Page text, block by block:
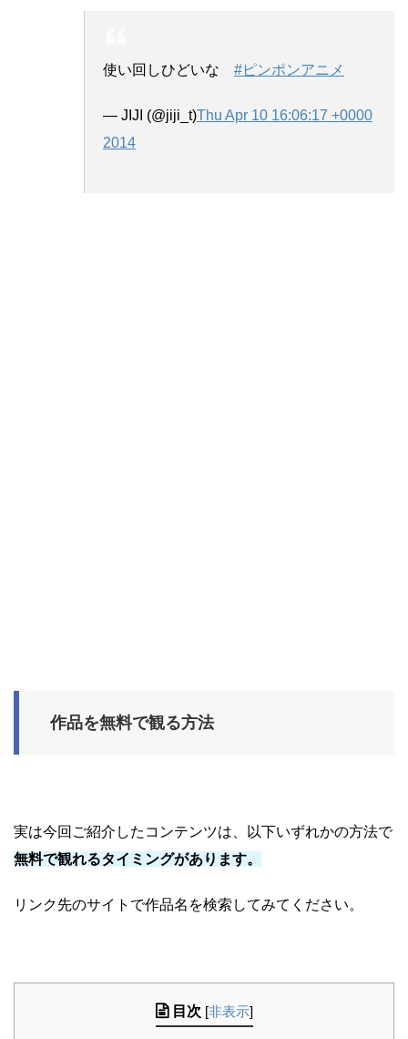
使い回しひどいな #ピンポンアニメ
— JIJI (@jiji_t)Thu Apr 10 16:06:17 +0000
2014
作品を無料で観る方法
実は今回ご紹介したコンテンツは、以下いずれかの方法で
無料で観れるタイミングがあります。
リンク先のサイトで作品名を検索してみてください。
目次 [非表示]